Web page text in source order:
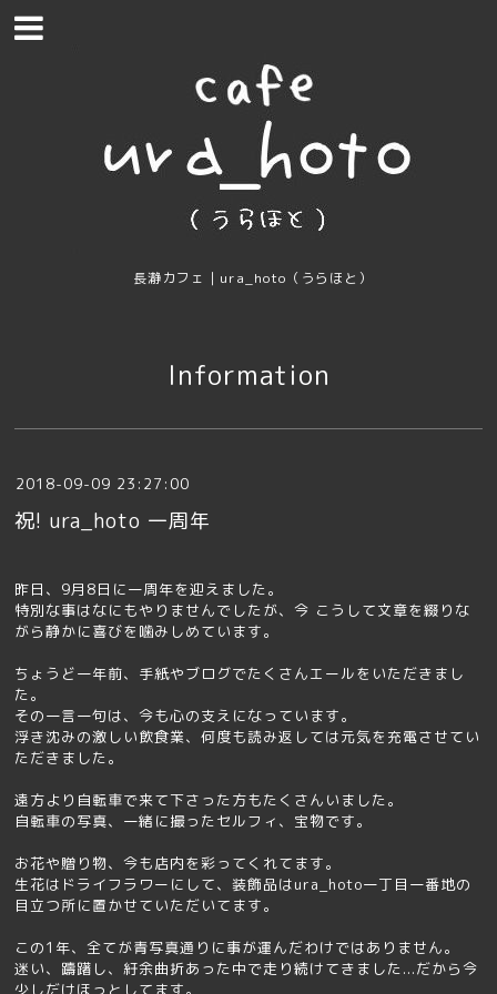
長瀞カフェ｜ura_hoto（うらほと）
Information
2018-09-09 23:27:00
祝! ura_hoto 一周年
昨日、9月8日に一周年を迎えました。
特別な事はなにもやりませんでしたが、今 こうして文章を綴りな
がら静かに喜びを噛みしめています。
ちょうど一年前、手紙やブログでたくさんエールをいただきまし
た。
その一言一句は、今も心の支えになっています。
浮き沈みの激しい飲食業、何度も読み返しては元気を充電させてい
ただきました。
遠方より自転車で来て下さった方もたくさんいました。
自転車の写真、一緒に撮ったセルフィ、宝物です。
お花や贈り物、今も店内を彩ってくれてます。
生花はドライフラワーにして、装飾品はura_hoto一丁目一番地の
目立つ所に置かせていただいてます。
この1年、全てが青写真通りに事が運んだわけではありません。
迷い、躊躇し、紆余曲折あった中で走り続けてきました...だから今
少しだけほっとしてます。